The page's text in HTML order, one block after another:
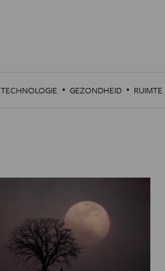
TECHNOLOGIE · GEZONDHEID · RUIMTE